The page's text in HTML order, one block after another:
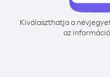
Kiválaszthatja a
az